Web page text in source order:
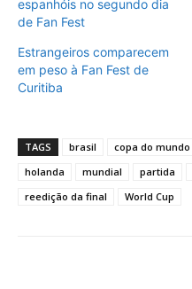
espanhóis no segundo dia
de Fan Fest
Estrangeiros comparecem
em peso à Fan Fest de
Curitiba
TAGS brasil copa do mundo
holanda
mundial partida
reedição da final
World Cup